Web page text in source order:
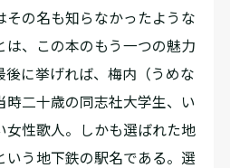
その名も知らなかったような
は、この本のもう一つの魅力
後に挙げれば、梅内（うめな
時二十歳の同志社大学生、い
女性歌人。しかも選ばれた地
いう地下鉄の駅名である。選